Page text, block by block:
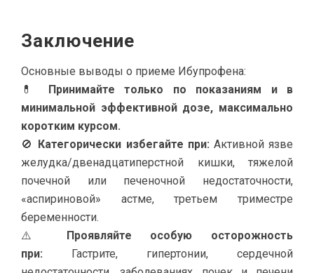
Заключение
Основные выводы о приеме Ибупрофена:
💊 Принимайте только по показаниям и в
минимальной эффективной дозе, максимально
коротким курсом.
🚫 Категорически избегайте при: Активной язве
желудка/двенадцатиперстной кишки, тяжелой
почечной или печеночной недостаточности,
«аспириновой» астме, третьем триместре
беременности.
⚠️ Проявляйте особую осторожность
при: Гастрите, гипертонии, сердечной